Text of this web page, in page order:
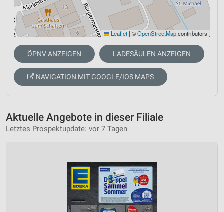
Leaflet | ©OpenStreetMapcontributors
ÖPNV ANZEIGEN LADESÄULEN ANZEIGEN
NAVIGATION MIT GOOGLE/IOS MAPS
Aktuelle Angebote in dieser Filiale
Letztes Prospektupdate: vor 7 Tagen